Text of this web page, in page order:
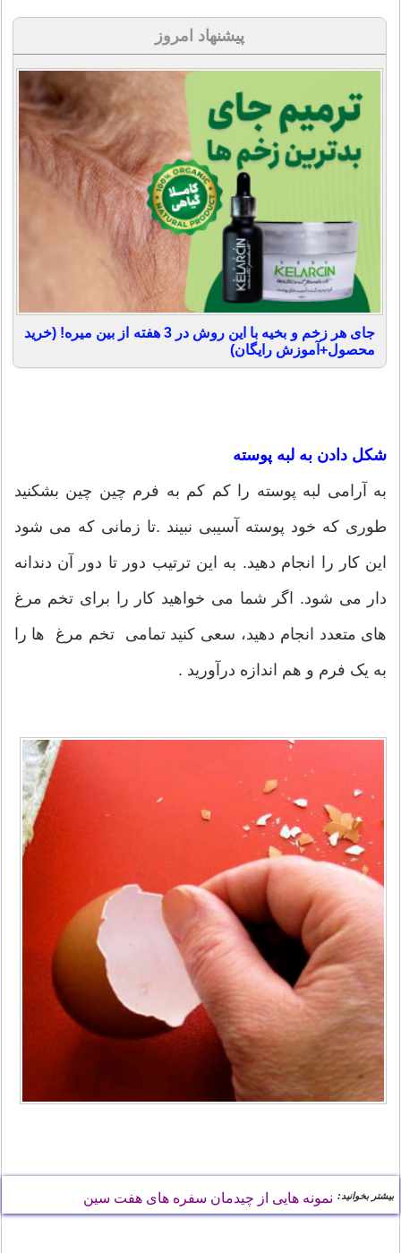
پیشنهاد امروز
جای هر زخم و بخیه با این روش در 3 هفته از بین میره! (خرید
محصول+آموزش رایگان)
شکل دادن به لبه پوسته
به آرامی لبه پوسته را کم کم به فرم چین چین بشکنید
طوری که خود پوسته آسیبی نبیند .تا زمانی که می شود
این کار را انجام دهید. به این ترتیب دور تا دور آن دندانه
دار می شود. اگر شما می خواهید کار را برای تخم مرغ
های متعدد انجام دهید، سعی کنید تمامی تخم مرغ ها را
به یک فرم و هم اندازه درآورید .
بیشتر بخوانید: نمونه هایی از چیدمان سفره های هفت سین